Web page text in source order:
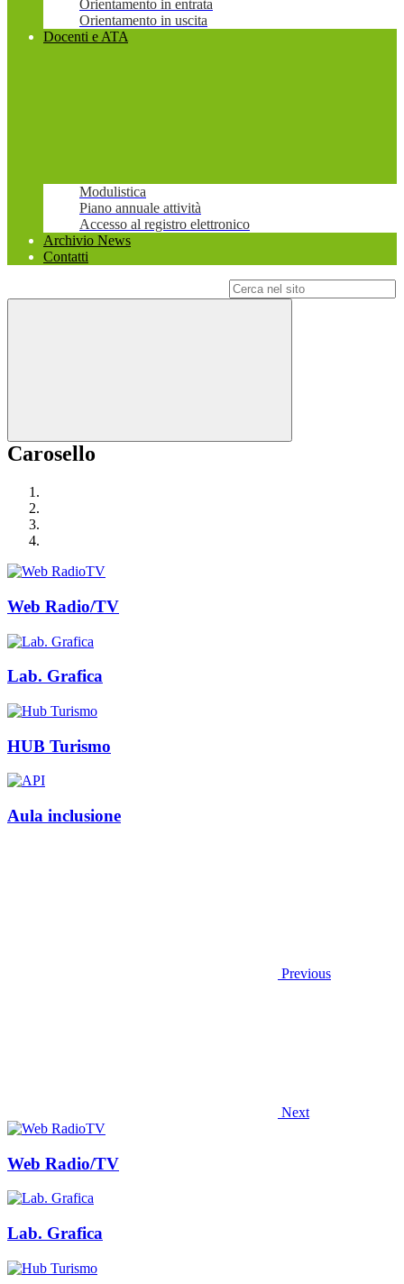
Orientamento in entrata
Orientamento in uscita
Docenti e ATA
Modulistica
Piano annuale attività
Accesso al registro elettronico
Archivio News
Contatti
Carosello
Web Radio/TV
Lab. Grafica
HUB Turismo
Aula inclusione
Previous
Next
Web Radio/TV
Lab. Grafica